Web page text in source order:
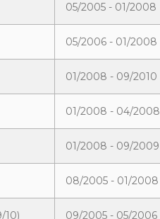
05/2005 - 01/2008
05/2006 - 01/2008
01/2008 - 09/2010
01/2008 - 04/2008
01/2008 - 09/2009
08/2005 - 01/2008
10) 09/2005 - 05/2006